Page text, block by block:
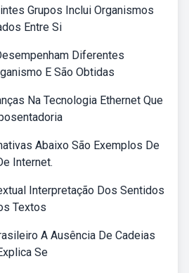
Grupos Inclui Organismos
Entre Si
Diferentes
E São Obtidas
Na Tecnologia Ethernet Que
Abaixo São Exemplos De
Internet.
Interpretação Dos Sentidos
Textos
A Ausência De Cadeias
Se